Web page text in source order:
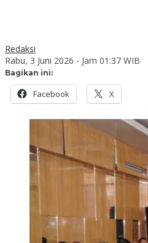
Redaksi
Rabu, 3 Juni 2026 - Jam 01:37 WIB
Bagikan ini:
Facebook X